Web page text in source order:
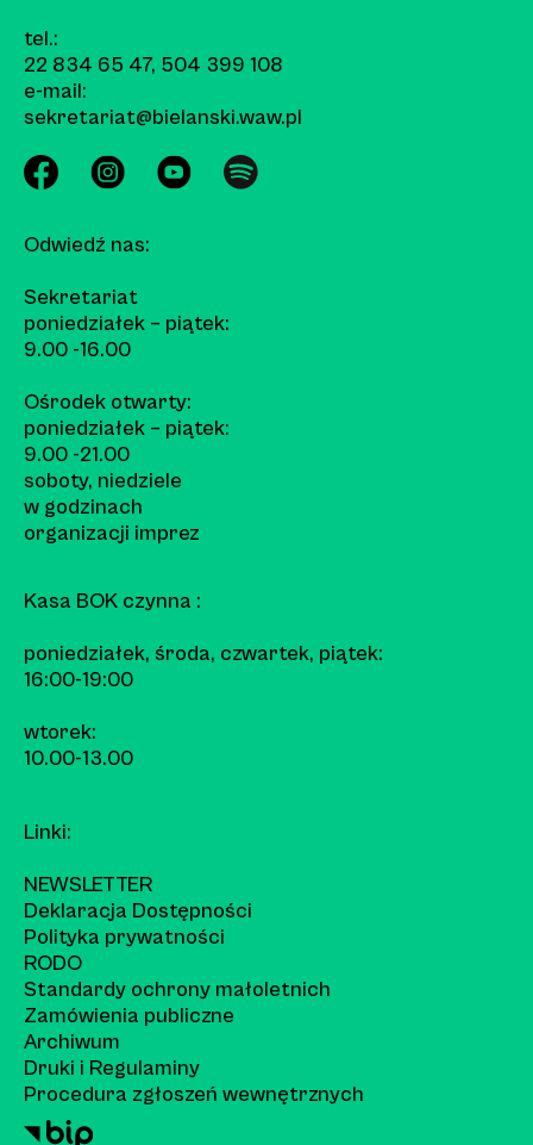
tel.:
22 834 65 47, 504 399 108
e-mail:
sekretariat@bielanski.waw.pl
Odwiedź nas:
Sekretariat
poniedziałek – piątek:
9.00 -16.00
Ośrodek otwarty:
poniedziałek – piątek:
9.00 -21.00
soboty, niedziele
w godzinach
organizacji imprez
Kasa BOK czynna :
poniedziałek, środa, czwartek, piątek:
16:00-19:00
wtorek:
10.00-13.00
Linki:
NEWSLETTER
Deklaracja Dostępności
Polityka prywatności
RODO
Standardy ochrony małoletnich
Zamówienia publiczne
Archiwum
Druki i Regulaminy
Procedura zgłoszeń wewnętrznych